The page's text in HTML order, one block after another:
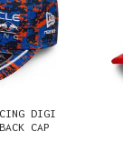
DIGI
CAP